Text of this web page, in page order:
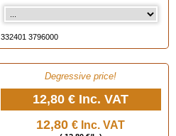
332401 3796000
Degressive price!
12,80 € Inc. VAT
12,80 € Inc. VAT